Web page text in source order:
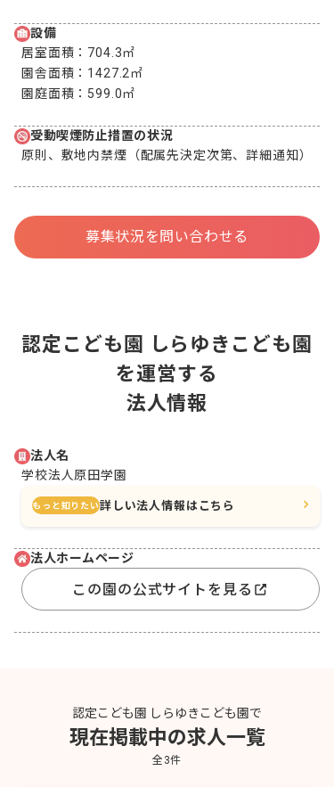
設備
居室面積： 704.3㎡
園舎面積： 1427.2㎡
園庭面積： 599.0㎡
受動喫煙防止措置の状況
原則、敷地内禁煙（配属先決定次第、詳細通知）
募集状況を問い合わせる
認定こども園 しらゆきこども園
を運営する
法人情報
法人名
学校法人原田学園
もっと知りたい詳しい法人情報はこちら
法人ホームページ
この園の公式サイトを見る
認定こども園 しらゆきこども園で
現在掲載中の求人一覧
全 3件